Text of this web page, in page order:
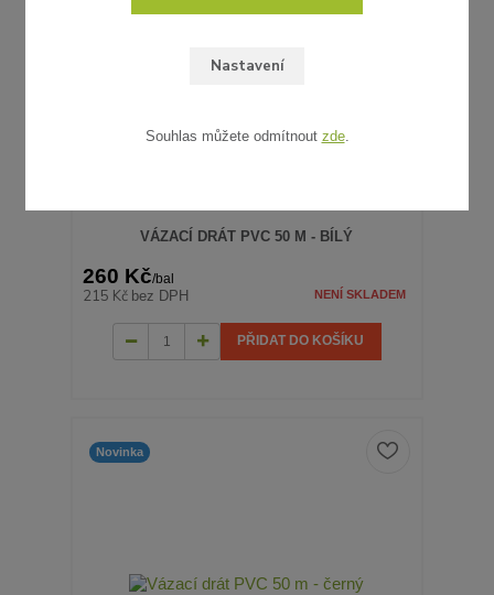
VÁZACÍ DRÁT PVC 50 M - BÍLÝ
260 Kč/bal
215 Kč bez DPH NENÍ SKLADEM
PŘIDAT DO KOŠÍKU
Novinka
Nastavení
Souhlas můžete odmítnout zde.